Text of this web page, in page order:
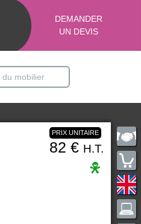
DEMANDER
UN DEVIS
PRIX UNITAIRE
82 € H.T.